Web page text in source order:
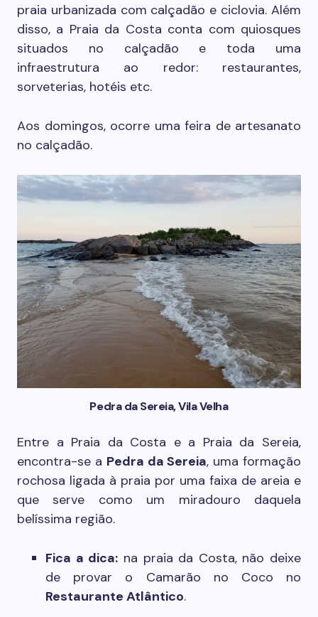
praia urbanizada com calçadão e ciclovia. Além
disso, a Praia da Costa conta com quiosques
situados no calçadão e toda uma
infraestrutura ao redor: restaurantes,
sorveterias, hotéis etc.
Aos domingos, ocorre uma feira de artesanato
no calçadão.
Pedra da Sereia, Vila Velha
Entre a Praia da Costa e a Praia da Sereia,
encontra-se a Pedra da Sereia, uma formação
rochosa ligada à praia por uma faixa de areia e
que serve como um miradouro daquela
belíssima região.
Fica a dica: na praia da Costa, não deixe
de provar o Camarão no Coco no
Restaurante Atlântico.